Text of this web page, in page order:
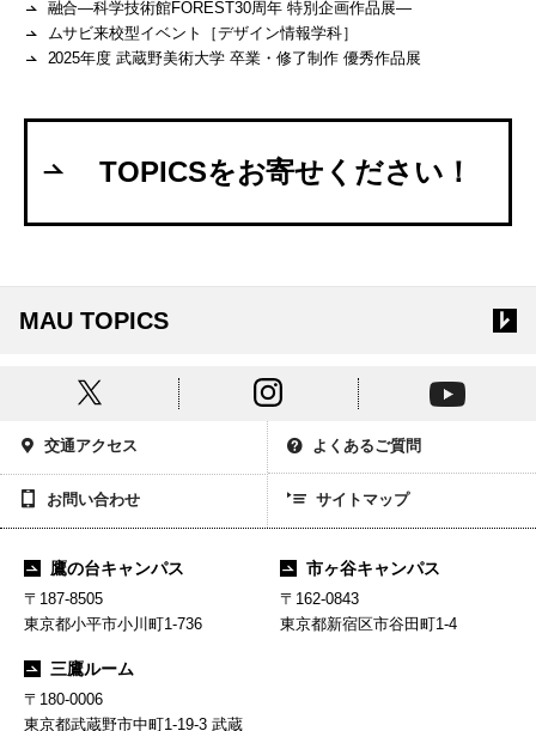
融合―科学技術館FOREST30周年 特別企画作品展―
ムサビ来校型イベント［デザイン情報学科］
2025年度 武蔵野美術大学 卒業・修了制作 優秀作品展
TOPICSをお寄せください！
MAU TOPICS
交通アクセス よくあるご質問
お問い合わせ サイトマップ
鷹の台キャンパス
〒187-8505
東京都小平市小川町1-736
市ヶ谷キャンパス
〒162-0843
東京都新宿区市谷田町1-4
三鷹ルーム
〒180-0006
東京都武蔵野市中町1-19-3 武蔵